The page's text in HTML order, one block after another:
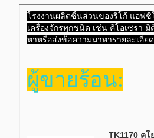
โรงงานผลิตชิ้นส่วนของริโก้ แอฟซิ
เครื่องจักรทุกชนิด เช่น คิโอเซรา
หาหรือส่งข้อความมาหารายละเอียด
ผู้ขายร้อน:
TK1170 คโ